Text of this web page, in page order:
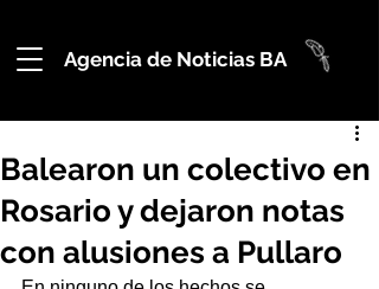
Agencia de Noticias BA
Balearon un colectivo en
Rosario y dejaron notas
con alusiones a Pullaro